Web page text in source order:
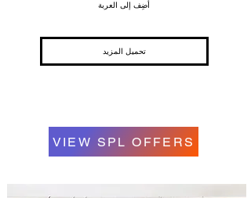
أضِف إلى العربة
تحميل المزيد
VIEW SPL OFFERS